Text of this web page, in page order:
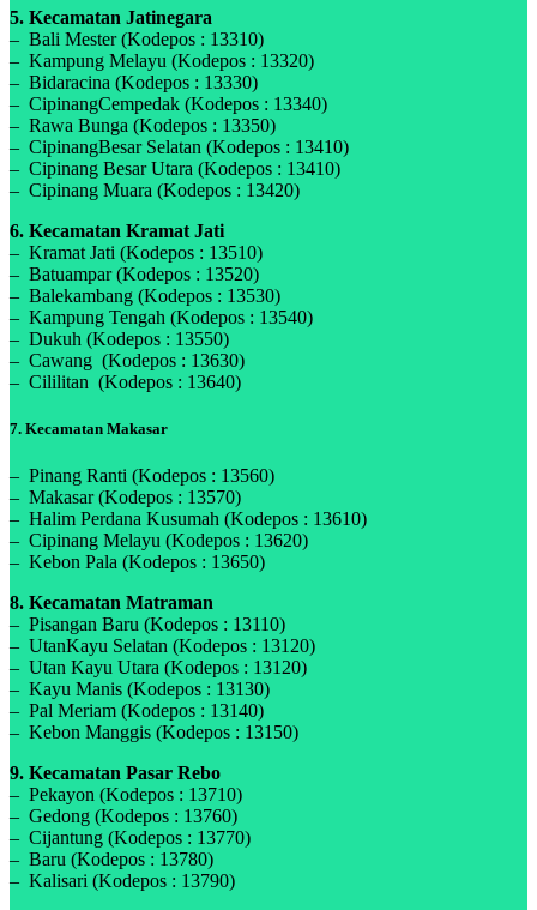
5. Kecamatan Jatinegara
– Bali Mester (Kodepos : 13310)
– Kampung Melayu (Kodepos : 13320)
– Bidaracina (Kodepos : 13330)
– CipinangCempedak (Kodepos : 13340)
– Rawa Bunga (Kodepos : 13350)
– CipinangBesar Selatan (Kodepos : 13410)
– Cipinang Besar Utara (Kodepos : 13410)
– Cipinang Muara (Kodepos : 13420)
6. Kecamatan Kramat Jati
– Kramat Jati (Kodepos : 13510)
– Batuampar (Kodepos : 13520)
– Balekambang (Kodepos : 13530)
– Kampung Tengah (Kodepos : 13540)
– Dukuh (Kodepos : 13550)
– Cawang (Kodepos : 13630)
– Cililitan (Kodepos : 13640)
7. Kecamatan Makasar
– Pinang Ranti (Kodepos : 13560)
– Makasar (Kodepos : 13570)
– Halim Perdana Kusumah (Kodepos : 13610)
– Cipinang Melayu (Kodepos : 13620)
– Kebon Pala (Kodepos : 13650)
8. Kecamatan Matraman
– Pisangan Baru (Kodepos : 13110)
– UtanKayu Selatan (Kodepos : 13120)
– Utan Kayu Utara (Kodepos : 13120)
– Kayu Manis (Kodepos : 13130)
– Pal Meriam (Kodepos : 13140)
– Kebon Manggis (Kodepos : 13150)
9. Kecamatan Pasar Rebo
– Pekayon (Kodepos : 13710)
– Gedong (Kodepos : 13760)
– Cijantung (Kodepos : 13770)
– Baru (Kodepos : 13780)
– Kalisari (Kodepos : 13790)